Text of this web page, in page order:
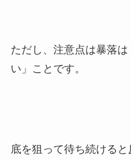
ただし、注意点は暴落
い」ことです。
底を狙って待ち続ける